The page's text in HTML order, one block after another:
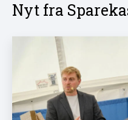
Nyt fra